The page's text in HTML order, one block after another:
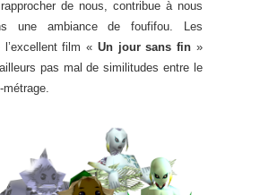
de nous, contribue à nous
une ambiance de foufifou. Les
l’excellent film « Un jour sans fin »
pas mal de similitudes entre le